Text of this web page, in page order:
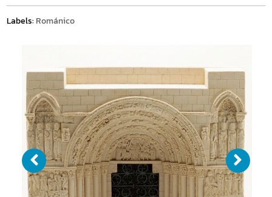
Labels: Románico